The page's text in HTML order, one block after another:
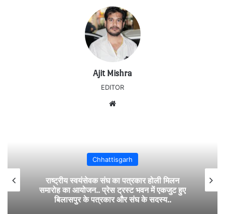
Ajit Mishra
EDITOR
Chhattisgarh
राष्ट्रीय स्वयंसेवक संघ का पत्रकार होली मिलन
समारोह का आयोजन.. प्रेस ट्रस्ट भवन में एकजुट हुए
बिलासपुर के पत्रकार और संघ के सदस्य..